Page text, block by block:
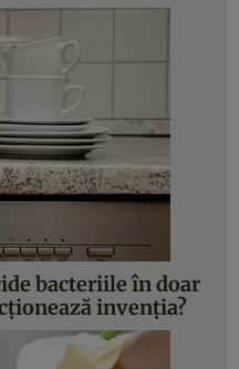
bacteriile în doar
invenția?